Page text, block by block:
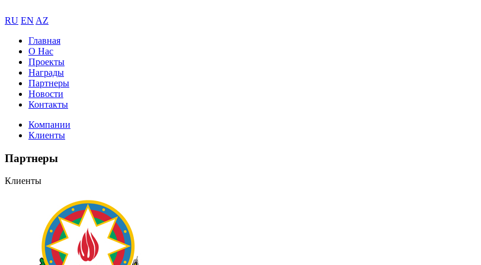
RU EN AZ
Главная
О Нас
Проекты
Награды
Партнеры
Новости
Контакты
Компании
Клиенты
Партнеры
Клиенты